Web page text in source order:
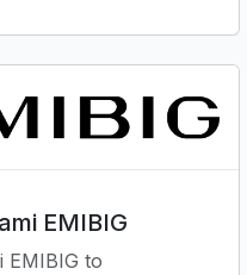
EMIBIG
EMIBIG to